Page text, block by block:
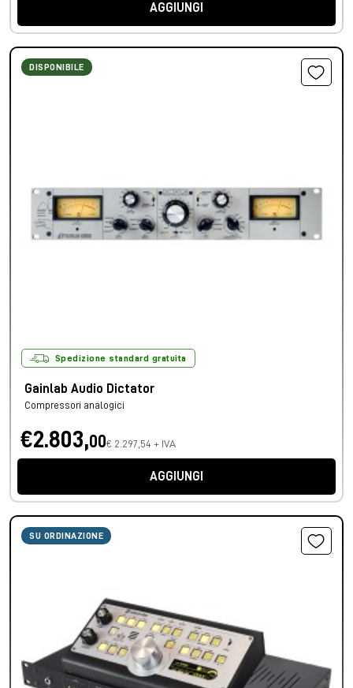
AGGIUNGI
DISPONIBILE
Spedizione standard gratuita
Gainlab Audio Dictator
Compressori analogici
€2.803,00€ 2.297,54 + IVA
AGGIUNGI
SU ORDINAZIONE